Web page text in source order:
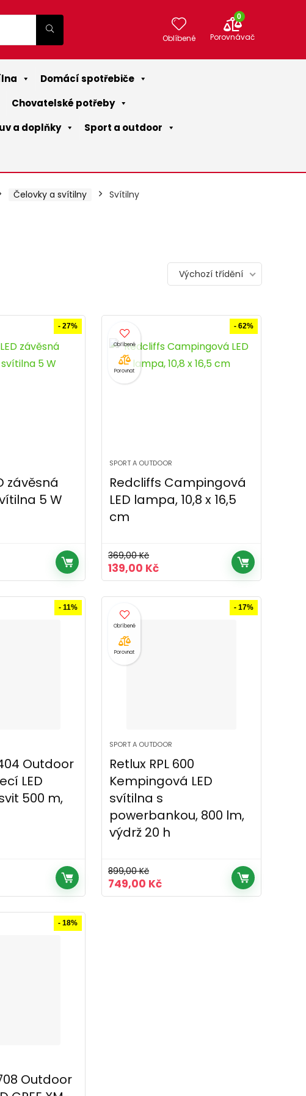
Oblíbené
0
Porovnávač
Domácí spotřebiče
Chovatelské potřeby
a doplňky
Sport a outdoor
Čelovky a svítilny Svítilny
Výchozí třídění
- 27%
závěsná
5 W
Porovnat
- 62%
SPORT A OUTDOOR
Redcliffs Campingová
LED lampa, 10,8 x 16,5
cm
369,00Kč
Původní
cena
139,00 KčAktuální
cena
- 11%
Outdoor
LED
500 m,
Porovnat
- 17%
SPORT A OUTDOOR
Retlux RPL 600
Kempingová LED
svítilna s
powerbankou, 800 lm,
výdrž 20 h
899,00Kč
Původní
cena
749,00 KčAktuální
cena
- 18%
Outdoor